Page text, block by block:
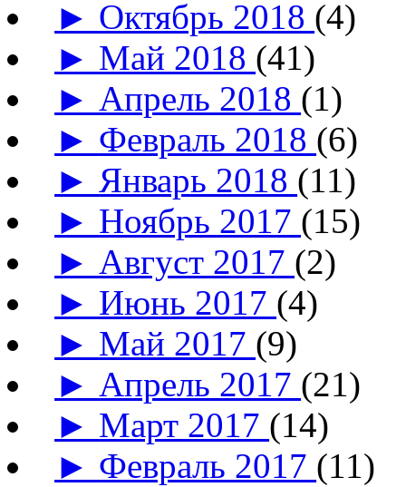
► Октябрь 2018 (4)
► Май 2018 (41)
► Апрель 2018 (1)
► Февраль 2018 (6)
► Январь 2018 (11)
► Ноябрь 2017 (15)
► Август 2017 (2)
► Июнь 2017 (4)
► Май 2017 (9)
► Апрель 2017 (21)
► Март 2017 (14)
► Февраль 2017 (11)